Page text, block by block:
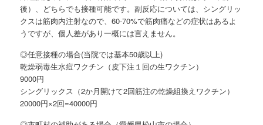
後）、どちらでも接種可能です。副反応については、シングリッ
クスは筋肉内注射なので、60-70%で筋肉痛などの症状はあるよ
うですが、個人差があり一概には言えません。
◎任意接種の場合(当院では基本50歳以上)
乾燥弱毒生水痘ワクチン（皮下注１回の生ワクチン）
9000円
シングリックス（2か月開けて2回筋注の乾燥組換えワクチン）
20000円×2回=40000円